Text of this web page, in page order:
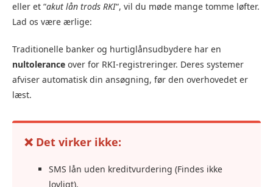
eller et “akut lån trods RKI“, vil du møde mange tomme løfter.
Lad os være ærlige:
Traditionelle banker og hurtiglånsudbydere har en
nultolerance over for RKI-registreringer. Deres systemer
afviser automatisk din ansøgning, før den overhovedet er
læst.
❌ Det virker ikke:
SMS lån uden kreditvurdering (Findes ikke
lovligt).